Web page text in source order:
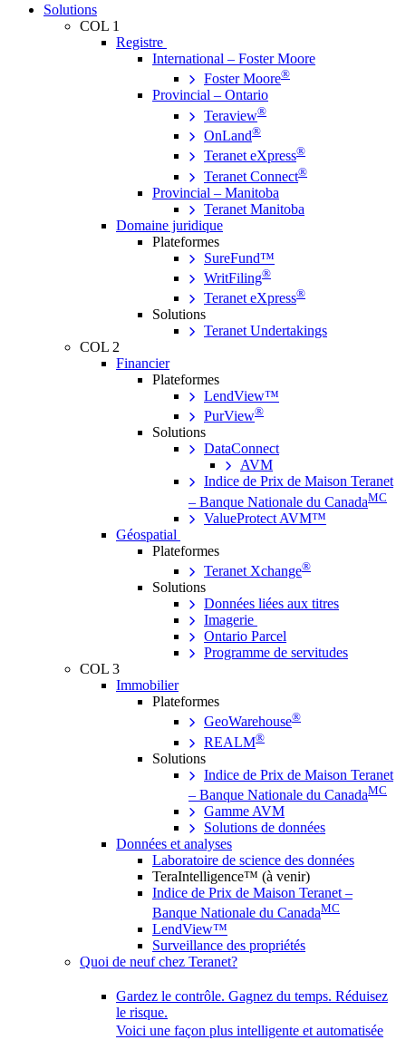
Solutions
COL 1
Registre
International – Foster Moore
Foster Moore®
Provincial – Ontario
Teraview®
OnLand®
Teranet eXpress®
Teranet Connect®
Provincial – Manitoba
Teranet Manitoba
Domaine juridique
Plateformes
SureFund™
WritFiling®
Teranet eXpress®
Solutions
Teranet Undertakings
COL 2
Financier
Plateformes
LendView™
PurView®
Solutions
DataConnect
AVM
Indice de Prix de Maison Teranet
– Banque Nationale du CanadaMC
ValueProtect AVM™
Géospatial
Plateformes
Teranet Xchange®
Solutions
Données liées aux titres
Imagerie
Ontario Parcel
Programme de servitudes
COL 3
Immobilier
Plateformes
GeoWarehouse®
REALM®
Solutions
Indice de Prix de Maison Teranet
– Banque Nationale du CanadaMC
Gamme AVM
Solutions de données
Données et analyses
Laboratoire de science des données
TeraIntelligence™ (à venir)
Indice de Prix de Maison Teranet –
Banque Nationale du CanadaMC
LendView™
Surveillance des propriétés
Quoi de neuf chez Teranet?
Gardez le contrôle. Gagnez du temps. Réduisez
le risque.
Voici une façon plus intelligente et automatisée